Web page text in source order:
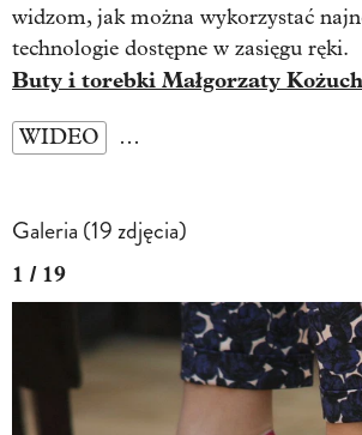
widzom, jak można wykorzystać
technologie dostępne w zasięgu ręki.
Buty i torebki Małgorzaty
WIDEO …
Galeria (19 zdjęcia)
1 / 19